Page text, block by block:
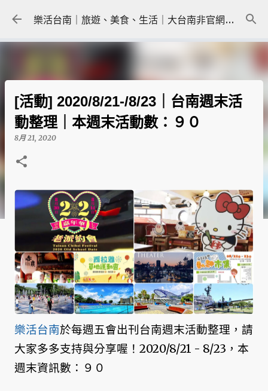
跳到主要內容 樂活台南｜旅遊、美食、生活｜大台南非官網｜tainanlohas.cc
[活動] 2020/8/21-/8/23｜台南週末活
動整理｜本週末活動數：９０
8月 21, 2020
樂活台南於每週五會出刊台南週末活動整理，請
大家多多支持與分享喔！2020/8/21 - 8/23，本
週末資訊數：９０